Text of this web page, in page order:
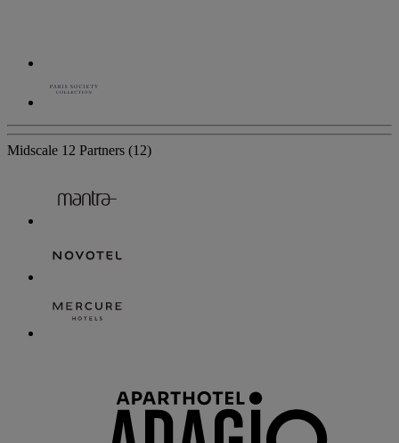
Midscale 12 Partners (12)